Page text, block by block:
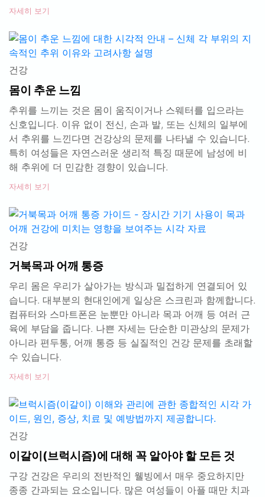
자세히 보기
건강
몸이 추운 느낌
추위를 느끼는 것은 몸이 움직이거나 스웨터를 입으라는
신호입니다. 이유 없이 전신, 손과 발, 또는 신체의 일부에
서 추위를 느낀다면 건강상의 문제를 나타낼 수 있습니다.
특히 여성들은 자연스러운 생리적 특징 때문에 남성에 비
해 추위에 더 민감한 경향이 있습니다.
자세히 보기
건강
거북목과 어깨 통증
우리 몸은 우리가 살아가는 방식과 밀접하게 연결되어 있
습니다. 대부분의 현대인에게 일상은 스크린과 함께합니다.
컴퓨터와 스마트폰은 눈뿐만 아니라 목과 어깨 등 여러 근
육에 부담을 줍니다. 나쁜 자세는 단순한 미관상의 문제가
아니라 편두통, 어깨 통증 등 실질적인 건강 문제를 초래할
수 있습니다.
자세히 보기
건강
이갈이(브럭시즘)에 대해 꼭 알아야 할 모든 것
구강 건강은 우리의 전반적인 웰빙에서 매우 중요하지만
종종 간과되는 요소입니다. 많은 여성들이 아플 때만 치과